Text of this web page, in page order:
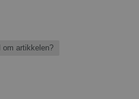
om artikkelen?